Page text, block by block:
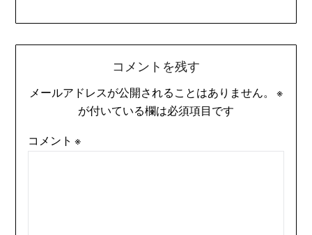
コメントを残す
メールアドレスが公開されることはありません。
※
が付いている欄は必須項目です
コメント ※